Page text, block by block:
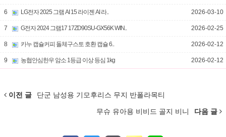
6 LG전자 2025 그램 AI 15 라이젠 AI 라.. 2026-03-10
7 G전자 2024 그램17 17ZD90SU-GX56K WIN.. 2026-02-25
8 카누 캡슐커피 돌체구스토 호환 캡슐 6.. 2026-02-12
9 농협안심한우 암소 1등급 이상 등심 1kg 2026-02-12
이전 글 단군 남성용 기모후리스 무지 반폴라목티
무슈 유아용 비비드 골지 비니 다음 글